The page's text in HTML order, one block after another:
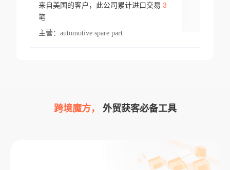
来自美国的客户，此公司累计进口交易 3
笔
主营： automotive spare part
跨境魔方， 外贸获客必备工具